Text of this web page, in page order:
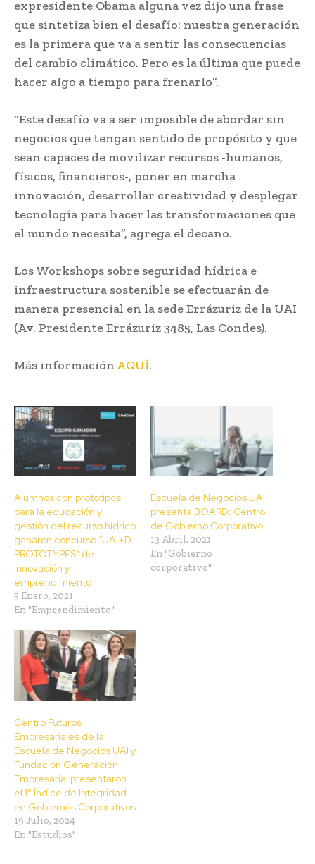
expresidente Obama alguna vez dijo una frase
que sintetiza bien el desafío: nuestra generación
es la primera que va a sentir las consecuencias
del cambio climático. Pero es la última que puede
hacer algo a tiempo para frenarlo”.
“Este desafío va a ser imposible de abordar sin
negocios que tengan sentido de propósito y que
sean capaces de movilizar recursos -humanos,
físicos, financieros-, poner en marcha
innovación, desarrollar creatividad y desplegar
tecnología para hacer las transformaciones que
el mundo necesita”, agrega el decano.
Los Workshops sobre seguridad hídrica e
infraestructura sostenible se efectuarán de
manera presencial en la sede Errázuriz de la UAI
(Av. Presidente Errázuriz 3485, Las Condes).
Más información AQUÍ.
Alumnos con prototipos
para la educación y
gestión del recurso hídrico
ganaron concurso “UAI+D
PROTOTYPES” de
innovación y
emprendimiento
5 Enero, 2021
En "Emprendimiento"
Escuela de Negocios UAI
presenta BOARD: Centro
de Gobierno Corporativo
13 Abril, 2021
En "Gobierno
corporativo"
Centro Futuros
Empresariales de la
Escuela de Negocios UAI y
Fundación Generación
Empresarial presentaron
el 1° Índice de Integridad
en Gobiernos Corporativos
19 Julio, 2024
En "Estudios"